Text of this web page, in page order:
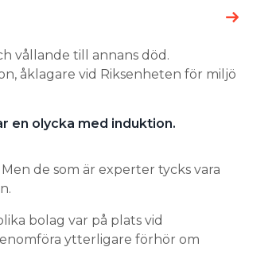
vållande till annans död.
åklagare vid Riksenheten för miljö
en olycka med induktion.
de som är experter tycks vara
bolag var på plats vid
ytterligare förhör om